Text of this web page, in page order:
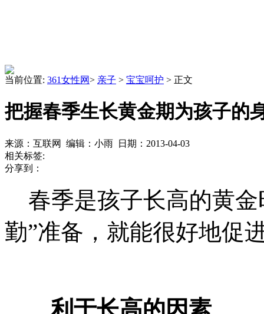
当前位置: 361女性网> 亲子 > 宝宝呵护 > 正文
把握春季生长黄金期为孩子的
来源：互联网 编辑：小雨 日期：2013-04-03
相关标签:
分享到：
春季是孩子长高的黄金
勤”准备，就能很好地促
利于长高的因素